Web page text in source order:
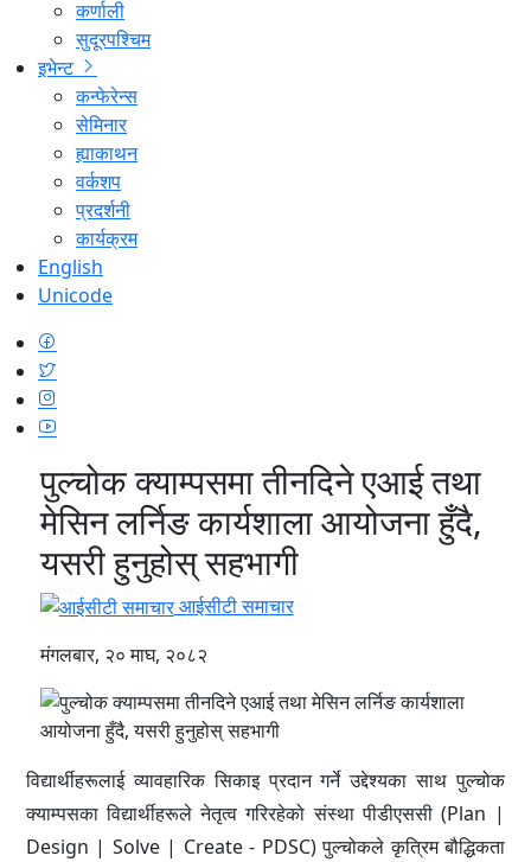
कर्णाली
सुदूरपश्चिम
इभेन्ट
कन्फेरेन्स
सेमिनार
ह्याकाथन
वर्कशप
प्रदर्शनी
कार्यक्रम
English
Unicode
पुल्चोक क्याम्पसमा तीनदिने एआई तथा
मेसिन लर्निङ कार्यशाला आयोजना हुँदै,
यसरी हुनुहोस् सहभागी
आईसीटी समाचार
मंगलबार, २० माघ, २०८२
विद्यार्थीहरूलाई व्यावहारिक सिकाइ प्रदान गर्ने उद्देश्यका साथ पुल्चोक
क्याम्पसका विद्यार्थीहरूले नेतृत्व गरिरहेको संस्था पीडीएससी (Plan |
Design | Solve | Create - PDSC) पुल्चोकले कृत्रिम बौद्धिकता